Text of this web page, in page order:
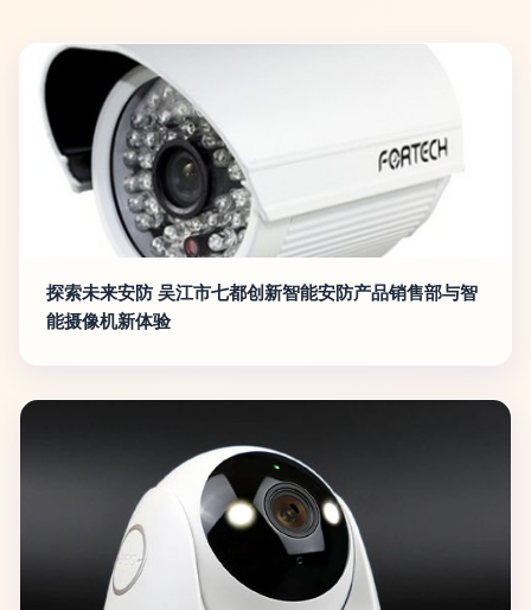
探索未来安防 吴江市七都创新智能安防产品销售部与智
能摄像机新体验